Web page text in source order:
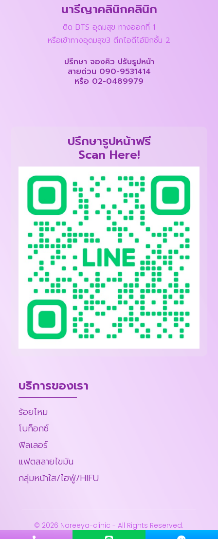
นารีญาคลินิกคลินิก
ติด BTS อุดมสุข ทางออกที่ 1
หรือเข้าทางอุดมสุข3 ตึกไอดีโอ้มิกชั้น 2
ปรึกษา จองคิว ปรับรูปหน้า
สายด่วน 090-9531414
หรือ 02-0489979
ปรึกษารูปหน้าฟรี
Scan Here!
บริการของเรา
ร้อยไหม
โบท็อกซ์
ฟิลเลอร์
แฟตสลายไขมัน
กลุ่มหน้าใส/ไฮฟู่/HIFU
© 2026 Nareeya-clinic - All Rights Reserved.